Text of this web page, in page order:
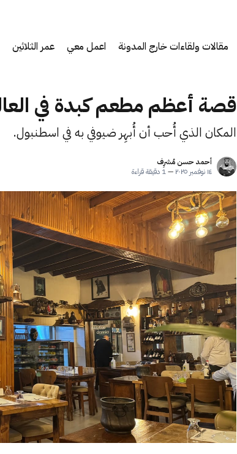
مقالات ولقاءات خارج المدونة اعمل معي عمر الثلاثين
قصة أعظم مطعم كبدة في
المكان الذي أُحب أن أُبهِر ضيوفي به في اسطنبول.
أحمد حسن مُشرِف
١٤ نوفمبر ٢٠٢٥
—1 دقيقة قراءة